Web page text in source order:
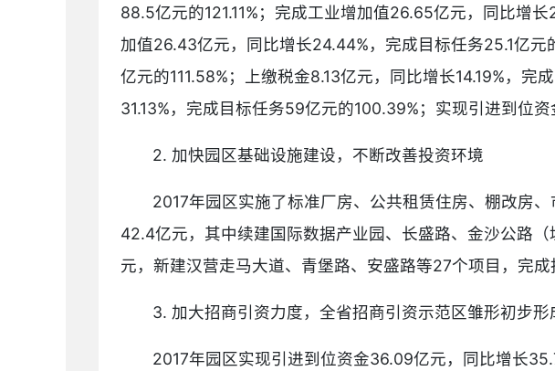
88.5亿元的121.11%；完成工业增加值26.65亿元，同比增
加值26.43亿元，同比增长24.44%，完成目标任务25.1亿
亿元的111.58%；上缴税金8.13亿元，同比增长14.19%，
31.13%，完成目标任务59亿元的100.39%；实现引进到位
2. 加快园区基础设施建设，不断改善投资环境
2017年园区实施了标准厂房、公共租赁住房、棚改房
42.4亿元，其中续建国际数据产业园、长盛路、金沙公路
元，新建汉营走马大道、青堡路、安盛路等27个项目，完成
3. 加大招商引资力度，全省招商引资示范区雏形初步形
2017年园区实现引进到位资金36.09亿元，同比增长